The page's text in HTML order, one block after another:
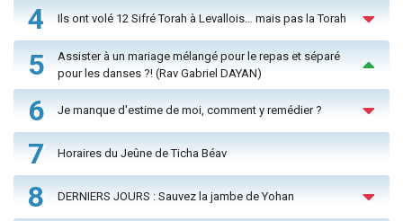
4 Ils ont volé 12 Sifré Torah à Levallois… mais pas la Torah
5
Assister à un mariage mélangé pour le repas et séparé
pour les danses ?! (Rav Gabriel DAYAN)
6 Je manque d'estime de moi, comment y remédier ?
7 Horaires du Jeûne de Ticha Béav
8 DERNIERS JOURS : Sauvez la jambe de Yohan